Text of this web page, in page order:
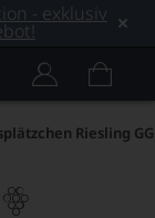
- exklusiv
Riesling GG